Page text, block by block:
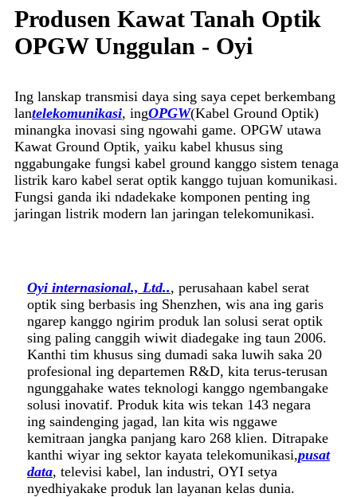
Produsen Kawat Tanah Optik
OPGW Unggulan - Oyi
Ing lanskap transmisi daya sing saya cepet berkembang
lantelekomunikasi, ingOPGW(Kabel Ground Optik)
minangka inovasi sing ngowahi game. OPGW utawa
Kawat Ground Optik, yaiku kabel khusus sing
nggabungake fungsi kabel ground kanggo sistem tenaga
listrik karo kabel serat optik kanggo tujuan komunikasi.
Fungsi ganda iki ndadekake komponen penting ing
jaringan listrik modern lan jaringan telekomunikasi.
Oyi internasional., Ltd.., perusahaan kabel serat
optik sing berbasis ing Shenzhen, wis ana ing garis
ngarep kanggo ngirim produk lan solusi serat optik
sing paling canggih wiwit diadegake ing taun 2006.
Kanthi tim khusus sing dumadi saka luwih saka 20
profesional ing departemen R&D, kita terus-terusan
ngunggahake wates teknologi kanggo ngembangake
solusi inovatif. Produk kita wis tekan 143 negara
ing saindenging jagad, lan kita wis nggawe
kemitraan jangka panjang karo 268 klien. Ditrapake
kanthi wiyar ing sektor kayata telekomunikasi,pusat
data, televisi kabel, lan industri, OYI setya
nyedhiyakake produk lan layanan kelas dunia.